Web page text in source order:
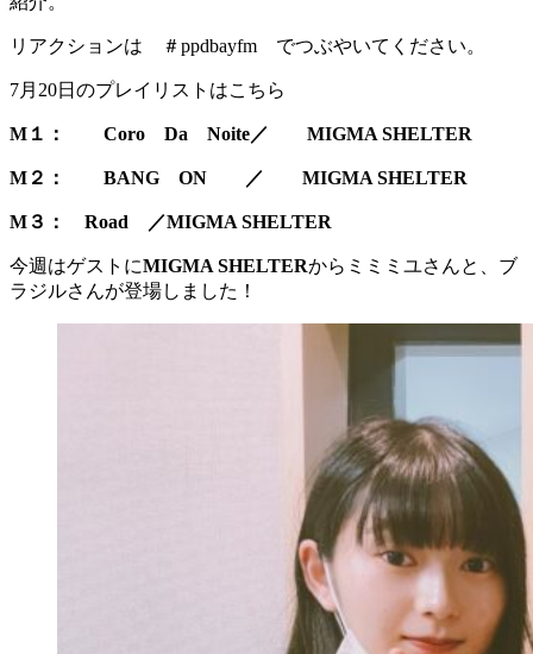
リアクションは ＃ppdbayfm でつぶやいてください。
7月20日のプレイリストはこちら
M１： Coro Da Noite／ MIGMA SHELTER
M２： BANG ON ／ MIGMA SHELTER
M３： Road ／MIGMA SHELTER
今週はゲストにMIGMA SHELTERからミミミユさんと、ブ
ラジルさんが登場しました！